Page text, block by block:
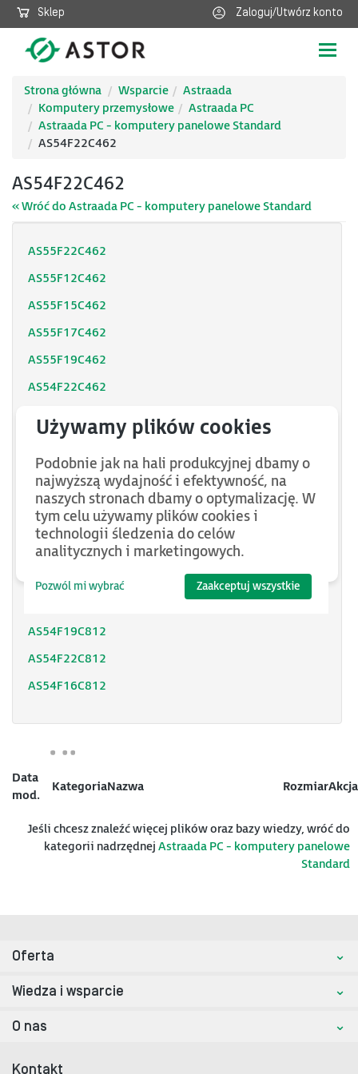
Sklep Zaloguj/Utwórz konto
Strona główna
Wsparcie
Astraada
Komputery przemysłowe
Astraada PC
Astraada PC - komputery panelowe Standard
AS54F22C462
AS54F22C462
« Wróć do Astraada PC - komputery panelowe Standard
AS55F22C462
AS55F12C462
AS55F15C462
AS55F17C462
AS55F19C462
AS54F22C462
AS54F12C462
AS54F13C462
AS54F15C462
AS54F16C462
AS54F19C462
AS54F10C812
AS54F19C812
AS54F22C812
AS54F16C812
Data
mod.
KategoriaNazwa RozmiarAkcja
Jeśli chcesz znaleźć więcej plików oraz bazy wiedzy, wróć do
kategorii nadrzędnej Astraada PC - komputery panelowe
Standard
Oferta
Wiedza i wsparcie
O nas
Kontakt
Podobnie jak na hali produkcyjnej dbamy o
najwyższą wydajność i efektywność, na
naszych stronach dbamy o optymalizację. W
tym celu używamy plików cookies i
technologii śledzenia do celów
analitycznych i marketingowych.
Pozwól mi wybrać Zaakceptuj wszystkie